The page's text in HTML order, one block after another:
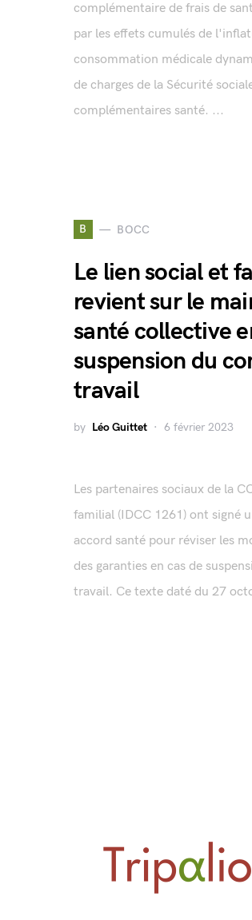
complémentaire de frais de
par les effets cumulés de
consommation médicale
de charges de la Sécurité
complémentaires santé. ...
B BOCC
Le lien social et
revient sur le
santé collective
suspension du
travail
by Léo Guittet 6 février 2023
Les partenaires sociaux de la
familial (IDCC 1261) ont signé
accord santé pour réviser les
des garanties en cas de
travail. Ce texte daté du 27